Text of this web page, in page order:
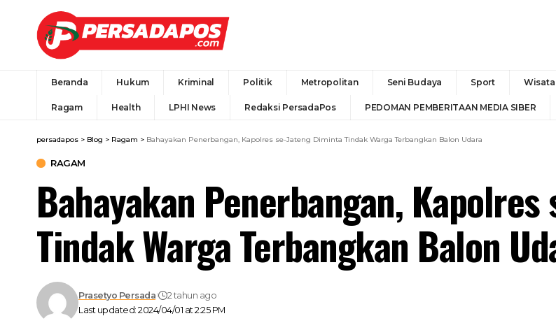
Beranda Hukum Kriminal Politik Metropolitan Seni Budaya Sport Wisata
Ragam Health LPHI News Redaksi PersadaPos PEDOMAN PEMBERITAAN MEDIA SIBER
persadapos > Blog > Ragam > Bahayakan Penerbangan, Kapolres se-Jateng Diminta Tindak Warga Terbangkan Balon Udara
RAGAM
Bahayakan Penerbangan,
Tindak Warga Terbangkan Balon
Last updated: 2024/04/01 at 2:25 PM
Prasetyo Persada 2 tahun ago